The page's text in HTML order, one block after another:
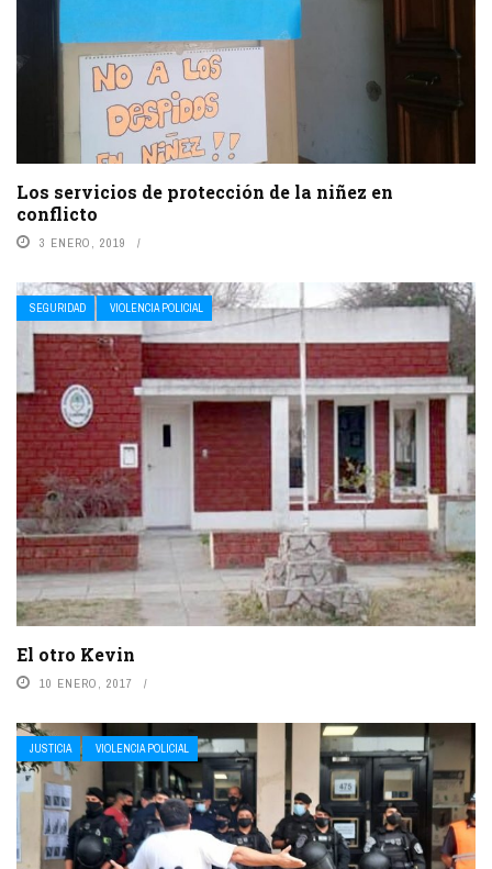
Los servicios de protección de la niñez en
conflicto
3 ENERO, 2019
SEGURIDAD VIOLENCIA POLICIAL
El otro Kevin
10 ENERO, 2017
JUSTICIA VIOLENCIA POLICIAL